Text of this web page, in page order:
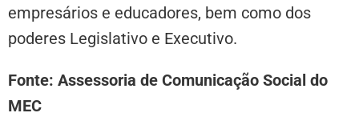
empresários e educadores, bem como dos
poderes Legislativo e Executivo.
Fonte: Assessoria de Comunicação Social do
MEC